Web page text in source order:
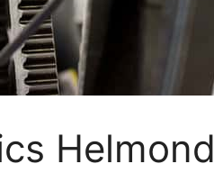
Helmond